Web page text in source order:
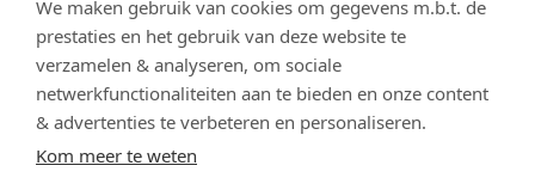
We maken gebruik van cookies om gegevens m.b.t. de
prestaties en het gebruik van deze website te
verzamelen & analyseren, om sociale
netwerkfunctionaliteiten aan te bieden en onze content
& advertenties te verbeteren en personaliseren.
Kom meer te weten